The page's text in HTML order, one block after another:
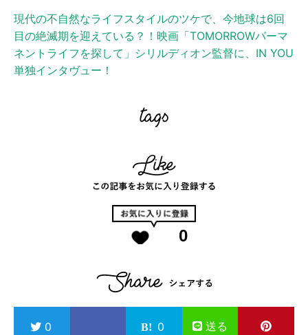
現代の不自然なライフスタイルのツケで、今地球は6回
目の絶滅期を迎えている？！映画「TOMORROWパーマ
ネントライフを探して」シリルディオン監督に、IN YOU
単独インタヴュー！
0
0 0 送る